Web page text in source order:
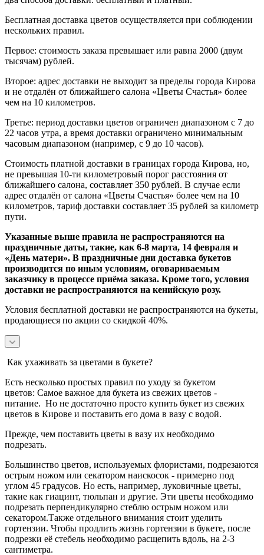
Бесплатная доставка цветов осуществляется при соблюдении
нескольких правил.
Первое: стоимость заказа превышает или равна 2000 (двум
тысячам) рублей.
Второе: адрес доставки не выходит за пределы города Кирова
и не отдалён от ближайшего салона «Цветы Счастья» более
чем на 10 километров.
Третье: период доставки цветов ограничен диапазоном с 7 до
22 часов утра, а время доставки ограничено минимальным
часовым диапазоном (например, с 9 до 10 часов).
Стоимость платной доставки в границах города Кирова, но,
не превышая 10-ти километровый порог расстояния от
ближайшего салона, составляет 350 рублей. В случае если
адрес отдалён от салона «Цветы Счастья» более чем на 10
километров, тариф доставки составляет 35 рублей за километр
пути.
Указанные выше правила не распространяются на
праздничные даты, такие, как 6-8 марта, 14 февраля и
«День матери». В праздничные дни доставка букетов
производится по иным условиям, оговариваемым
заказчику в процессе приёма заказа. Кроме того, условия
доставки не распространяются на кенийскую розу.
Условия бесплатной доставки не распространяются на букеты,
продающиеся по акции со скидкой 40%.
Как ухаживать за цветами в букете?
Есть несколько простых правил по уходу за букетом
цветов: Самое важное для букета из свежих цветов -
питание. Но не достаточно просто купить букет из свежих
цветов в Кирове и поставить его дома в вазу с водой.
Прежде, чем поставить цветы в вазу их необходимо
подрезать.
Большинство цветов, используемых флористами, подрезаются
острым ножом или секатором наискосок - примерно под
углом 45 градусов. Но есть, например, луковичные цветы,
такие как гиацинт, тюльпан и другие. Эти цветы необходимо
подрезать перпендикулярно стеблю острым ножом или
секатором.Также отдельного внимания стоит уделить
гортензии. Чтобы продлить жизнь гортензии в букете, после
подрезки её стебель необходимо расщепить вдоль, на 2-3
сантиметра.